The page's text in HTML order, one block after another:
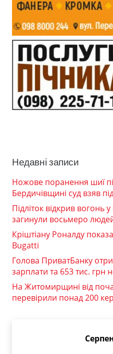
Недавні записи
Ножове поранення шиї
Бердичівщині суд взяв
Підліток відкрив вогонь
загинули восьмеро
Кріштіану Роналду
Bugatti
Голова ПриватБанку
зарплати та 653 тис. грн
На Житомирщині від
перевірили понад 200